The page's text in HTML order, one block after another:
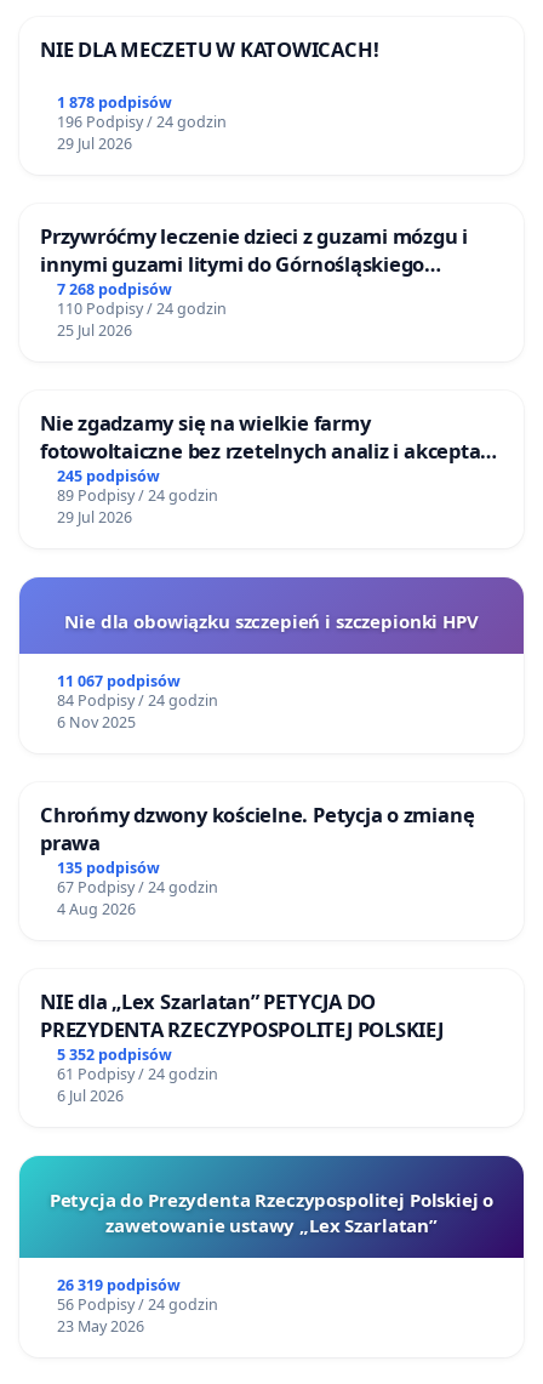
NIE DLA MECZETU W KATOWICACH!
1 878 podpisów
196 Podpisy / 24 godzin
29 Jul 2026
Przywróćmy leczenie dzieci z guzami mózgu i
innymi guzami litymi do Górnośląskiego
Centrum Zdrowia Dziecka w Katowicach
7 268 podpisów
110 Podpisy / 24 godzin
25 Jul 2026
Nie zgadzamy się na wielkie farmy
fotowoltaiczne bez rzetelnych analiz i akceptacji
mieszkańców
245 podpisów
89 Podpisy / 24 godzin
29 Jul 2026
Nie dla obowiązku szczepień i szczepionki HPV
11 067 podpisów
84 Podpisy / 24 godzin
6 Nov 2025
Chrońmy dzwony kościelne. Petycja o zmianę
prawa
135 podpisów
67 Podpisy / 24 godzin
4 Aug 2026
NIE dla „Lex Szarlatan” PETYCJA DO
PREZYDENTA RZECZYPOSPOLITEJ POLSKIEJ
5 352 podpisów
61 Podpisy / 24 godzin
6 Jul 2026
Petycja do Prezydenta Rzeczypospolitej Polskiej o
zawetowanie ustawy „Lex Szarlatan”
26 319 podpisów
56 Podpisy / 24 godzin
23 May 2026